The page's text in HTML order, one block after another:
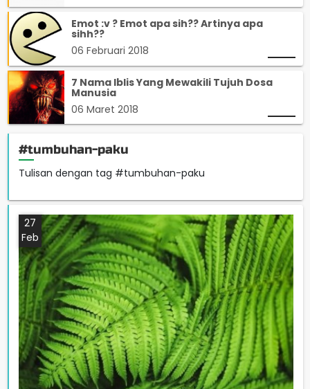
Emot :v ? Emot apa sih?? Artinya apa
sihh??
06 Februari 2018
7 Nama Iblis Yang Mewakili Tujuh Dosa
Manusia
06 Maret 2018
#tumbuhan-paku
Tulisan dengan tag #tumbuhan-paku
27
Feb